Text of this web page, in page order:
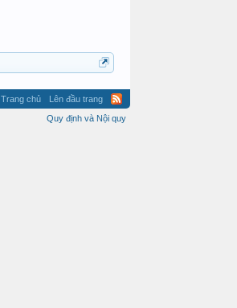
Trang chủ
Lên đầu trang
Quy định và Nội quy